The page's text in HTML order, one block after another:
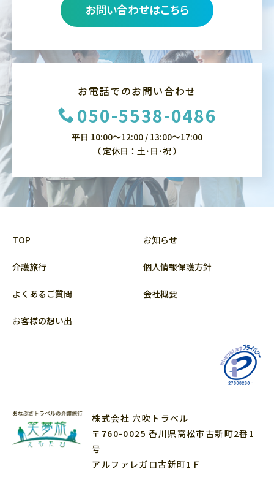
お問い合わせはこちら
お電話でのお問い合わせ
050-5538-0486
平日 10:00～12:00 / 13:00～17:00
（ 定休日：土･日･祝 ）
TOP
介護旅行
よくあるご質問
お客様の想い出
お知らせ
個人情報保護方針
会社概要
株式会社 穴吹トラベル
〒760-0025 香川県高松市古新町2番1
号
アルファレガロ古新町1Ｆ